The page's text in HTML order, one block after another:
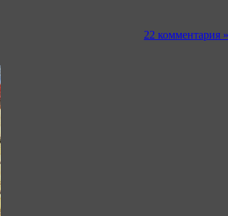
22 комментария »